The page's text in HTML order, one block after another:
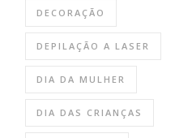
DECORAÇÃO
DEPILAÇÃO A LASER
DIA DA MULHER
DIA DAS CRIANÇAS